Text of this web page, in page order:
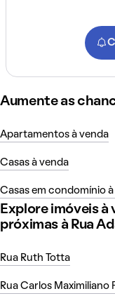
Aumente as
Apartamentos à venda
Casas à venda
Casas em condomínio
Explore imóveis à
próximas à Rua
Rua Ruth Totta
Rua Carlos Maximiliano